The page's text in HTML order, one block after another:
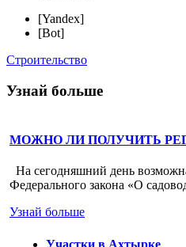
[Yandex]
[Bot]
Строительство
Узнай больше
МОЖНО ЛИ ПОЛУЧИТЬ
На сегодняшний день
Федерального закона «О
Узнай больше